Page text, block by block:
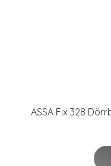
ASSA Fix 328